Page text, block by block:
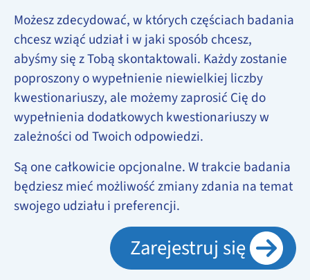
Możesz zdecydować, w których częściach badania
chcesz wziąć udział i w jaki sposób chcesz,
abyśmy się z Tobą skontaktowali. Każdy zostanie
poproszony o wypełnienie niewielkiej liczby
kwestionariuszy, ale możemy zaprosić Cię do
wypełnienia dodatkowych kwestionariuszy w
zależności od Twoich odpowiedzi.
Są one całkowicie opcjonalne. W trakcie badania
będziesz mieć możliwość zmiany zdania na temat
swojego udziału i preferencji.
Zarejestruj się